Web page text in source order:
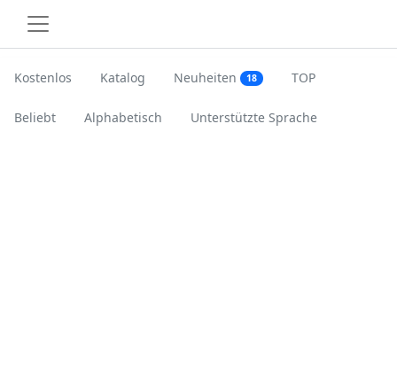
Kostenlos Katalog Neuheiten 18 TOP
Beliebt Alphabetisch Unterstützte Sprache